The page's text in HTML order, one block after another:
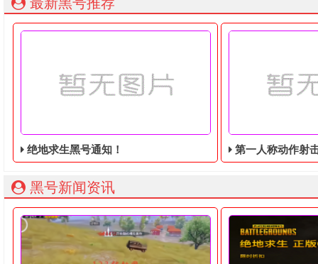
绝地求生黑号通知！ 第一人称动作射击游戏《绝地
黑号新闻资讯